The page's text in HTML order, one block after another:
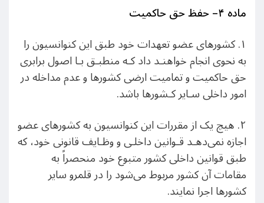
ماده۴–حفظ حق حاکمیت
۱. کشورهای عضو تعهدات خود طبق این کنوانسیون را
به نحوی انجام خواهنـد داد کـه منطبـق بـا اصول برابری
حق حاکمیت و تمامیت ارضی کشورها و عدم مداخله در
امور داخلی سـایر کـشورها باشد.
۲. هیچ یک از مقررات این کنوانسیون به کشورهای عضو
اجازه نمی‌دهـد قـوانین داخلـی و وظـایف قانونی خود، که
طبق قوانین داخلی کشور متبوع خود منحصراً به
مقامات آن کشور مربوط می‌شود را در قلمرو سایر
کشورها اجرا نمایند.